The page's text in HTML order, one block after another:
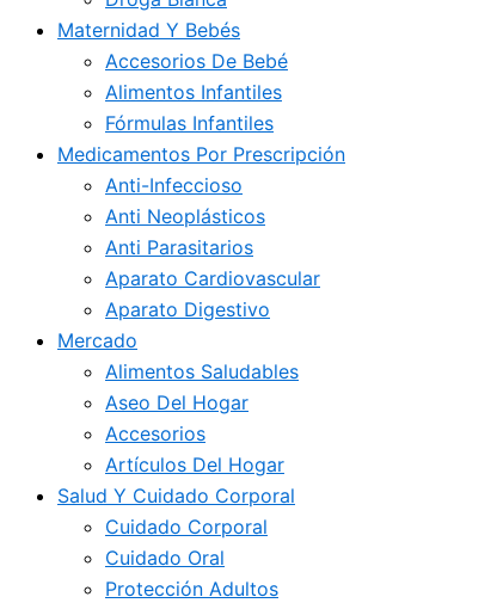
Maternidad Y Bebés
Accesorios De Bebé
Alimentos Infantiles
Fórmulas Infantiles
Medicamentos Por Prescripción
Anti-Infeccioso
Anti Neoplásticos
Anti Parasitarios
Aparato Cardiovascular
Aparato Digestivo
Mercado
Alimentos Saludables
Aseo Del Hogar
Accesorios
Artículos Del Hogar
Salud Y Cuidado Corporal
Cuidado Corporal
Cuidado Oral
Protección Adultos